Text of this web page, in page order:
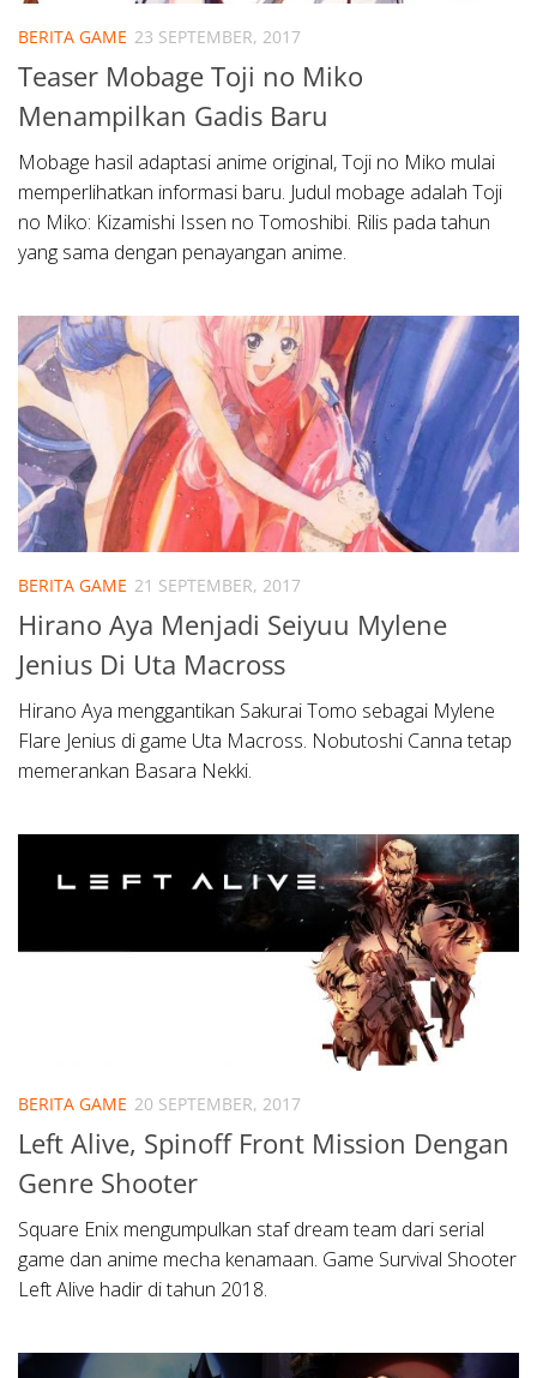
BERITA GAME 23 SEPTEMBER, 2017
Teaser Mobage Toji no Miko
Menampilkan Gadis Baru
Mobage hasil adaptasi anime original, Toji no Miko mulai
memperlihatkan informasi baru. Judul mobage adalah Toji
no Miko: Kizamishi Issen no Tomoshibi. Rilis pada tahun
yang sama dengan penayangan anime.
BERITA GAME 21 SEPTEMBER, 2017
Hirano Aya Menjadi Seiyuu Mylene
Jenius Di Uta Macross
Hirano Aya menggantikan Sakurai Tomo sebagai Mylene
Flare Jenius di game Uta Macross. Nobutoshi Canna tetap
memerankan Basara Nekki.
BERITA GAME 20 SEPTEMBER, 2017
Left Alive, Spinoff Front Mission Dengan
Genre Shooter
Square Enix mengumpulkan staf dream team dari serial
game dan anime mecha kenamaan. Game Survival Shooter
Left Alive hadir di tahun 2018.